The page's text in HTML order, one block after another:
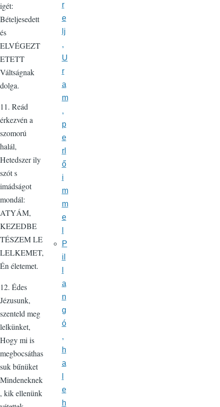
igét:
Bételjesedett
és
ELVÉGEZT
ETETT
Váltságnak
dolga.
11. Reád
érkezvén a
szomorú
halál,
Hetedszer ily
szót s
imádságot
mondál:
ATYÁM,
KEZEDBE
TÉSZEM LE
LELKEMET,
Én életemet.
12. Édes
Jézusunk,
szenteld meg
lelkünket,
Hogy mi is
megbocsáthas
suk bűnüket
Mindeneknek
, kik ellenünk
r
e
lj
,
U
r
a
m
,
p
e
rl
ő
i
m
m
e
P
il
a
n
g
ó
,
h
a
e
h